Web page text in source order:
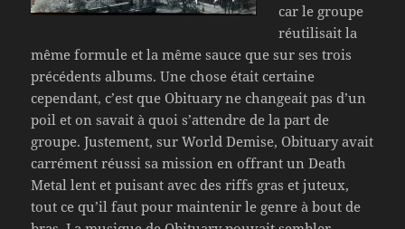
car le groupe
réutilisait la
même formule et la même sauce que sur ses trois
précédents albums. Une chose était certaine
cependant, c’est que Obituary ne changeait pas d’un
poil et on savait à quoi s’attendre de la part de
groupe. Justement, sur World Demise, Obituary avait
carrément réussi sa mission en offrant un Death
Metal lent et puisant avec des riffs gras et juteux,
tout ce qu’il faut pour maintenir le genre à bout de